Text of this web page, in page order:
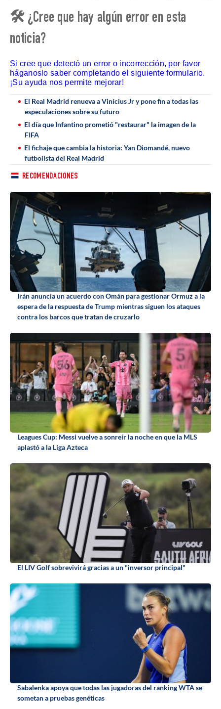
🛠 ¿Cree que hay algún error en esta
noticia?
Si cree que detectó un error o incorrección, por favor
háganoslo saber completando el siguiente formulario.
¡Su ayuda nos permite mejorar!
El Real Madrid renueva a Vinícius Jr y pone fin a todas las
especulaciones sobre su futuro
El día que Infantino prometió "restaurar" la imagen de la
FIFA
El fichaje que cambia la historia: Yan Diomandé, nuevo
futbolista del Real Madrid
RECOMENDACIONES
Irán anuncia un acuerdo con Omán para gestionar Ormuz a la
espera de la respuesta de Trump mientras siguen los ataques
contra los barcos que tratan de cruzarlo
Leagues Cup: Messi vuelve a sonreír la noche en que la MLS
aplastó a la Liga Azteca
El LIV Golf sobrevivirá gracias a un "inversor principal"
Sabalenka apoya que todas las jugadoras del ranking WTA se
sometan a pruebas genéticas